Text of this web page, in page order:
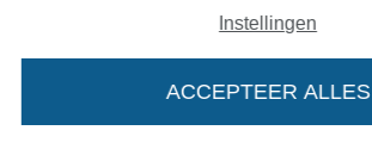
Je e-mailadres
Instellingen
ACCEPTEER ALLES